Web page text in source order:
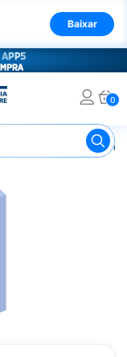
Baixar
0
Remédios